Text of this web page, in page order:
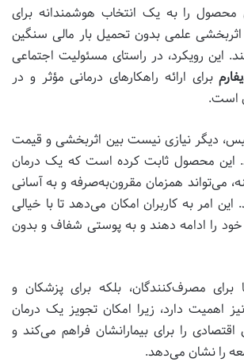
را به یک انتخاب هوشمندانه برای
اثربخشی علمی بدون تحمیل بار مالی سنگین
این رویکرد، در راستای مسئولیت اجتماعی
برای ارائه راهکارهای درمانی مؤثر و در
است.
دیگر نیازی نیست بین اثربخشی و قیمت
این محصول ثابت کرده است که یک درمان
می‌تواند همزمان مقرون‌به‌صرفه و به آسانی
امر به کاربران امکان می‌دهد تا با خیالی
خود را ادامه دهند و به پوستی شفاف و بدون
برای مصرف‌کنندگان، بلکه برای پزشکان و
دارد، زیرا امکان تجویز یک درمان
را برای بیمارانشان فراهم می‌کند و
را نشان می‌دهد.